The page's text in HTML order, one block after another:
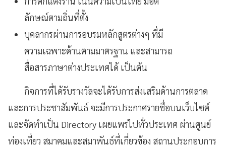
ลักษณ์ตามถิ่นที่ตั้ง
บุคลากรผ่านการอบรมหลักสูตรต่างๆ ที่มี
ความเฉพาะด้านตามมาตรฐาน และสามารถ
สื่อสารภาษาต่างประเทศได้ เป็นต้น
กิจการที่ได้รับรางวัลจะได้รับการส่งเสริมด้านการตลาด
และการประชาสัมพันธ์ จะมีการประกาศรายชื่อบนเว็บไซต์
และจัดทำเป็น Directory เผยแพร่ไปทั่วประเทศ ผ่านศูนย์
ท่องเที่ยว สมาคมและสมาพันธ์ที่เกี่ยวข้อง สถานประกอบการ